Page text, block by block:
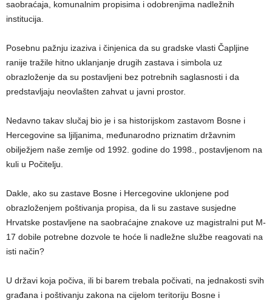
saobraćaja, komunalnim propisima i odobrenjima nadležnih
institucija.
Posebnu pažnju izaziva i činjenica da su gradske vlasti Čapljine
ranije tražile hitno uklanjanje drugih zastava i simbola uz
obrazloženje da su postavljeni bez potrebnih saglasnosti i da
predstavljaju neovlašten zahvat u javni prostor.
Nedavno takav slučaj bio je i sa historijskom zastavom Bosne i
Hercegovine sa ljiljanima, međunarodno priznatim državnim
obilježjem naše zemlje od 1992. godine do 1998., postavljenom na
kuli u Počitelju.
Dakle, ako su zastave Bosne i Hercegovine uklonjene pod
obrazloženjem poštivanja propisa, da li su zastave susjedne
Hrvatske postavljene na saobraćajne znakove uz magistralni put M-
17 dobile potrebne dozvole te hoće li nadležne službe reagovati na
isti način?
U državi koja počiva, ili bi barem trebala počivati, na jednakosti svih
građana i poštivanju zakona na cijelom teritoriju Bosne i